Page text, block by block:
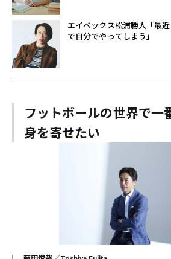
エイベックス松浦勝人「最
で自分でやってしまう」
フットボールの世界で一
身を寄せたい